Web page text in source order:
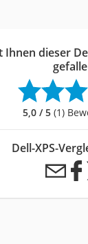
Ihnen dieser
5,0 / 5 (1)
Dell-XPS-